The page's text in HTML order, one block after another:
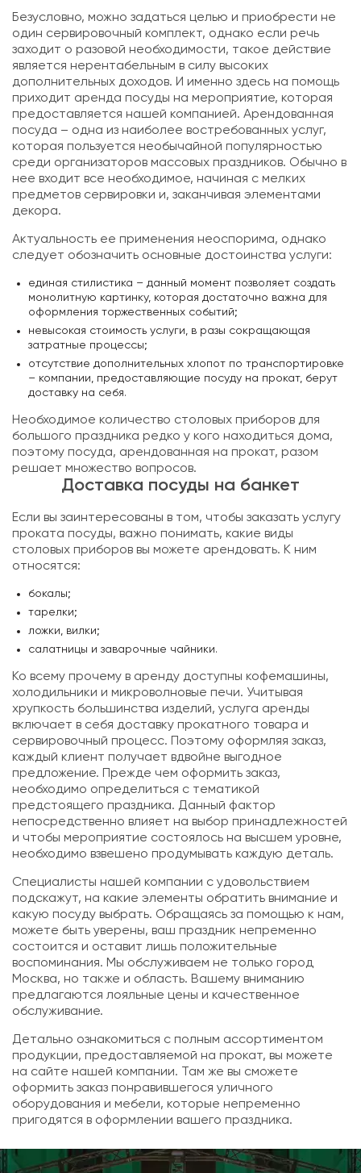
Безусловно, можно задаться целью и приобрести не
один сервировочный комплект, однако если речь
заходит о разовой необходимости, такое действие
является нерентабельным в силу высоких
дополнительных доходов. И именно здесь на помощь
приходит аренда посуды на мероприятие, которая
предоставляется нашей компанией. Арендованная
посуда – одна из наиболее востребованных услуг,
которая пользуется необычайной популярностью
среди организаторов массовых праздников. Обычно в
нее входит все необходимое, начиная с мелких
предметов сервировки и, заканчивая элементами
декора.
Актуальность ее применения неоспорима, однако
следует обозначить основные достоинства услуги:
единая стилистика – данный момент позволяет создать
монолитную картинку, которая достаточно важна для
оформления торжественных событий;
невысокая стоимость услуги, в разы сокращающая
затратные процессы;
отсутствие дополнительных хлопот по транспортировке
– компании, предоставляющие посуду на прокат, берут
доставку на себя.
Необходимое количество столовых приборов для
большого праздника редко у кого находиться дома,
поэтому посуда, арендованная на прокат, разом
решает множество вопросов.
Доставка посуды на банкет
Если вы заинтересованы в том, чтобы заказать услугу
проката посуды, важно понимать, какие виды
столовых приборов вы можете арендовать. К ним
относятся:
бокалы;
тарелки;
ложки, вилки;
салатницы и заварочные чайники.
Ко всему прочему в аренду доступны кофемашины,
холодильники и микроволновые печи. Учитывая
хрупкость большинства изделий, услуга аренды
включает в себя доставку прокатного товара и
сервировочный процесс. Поэтому оформляя заказ,
каждый клиент получает вдвойне выгодное
предложение. Прежде чем оформить заказ,
необходимо определиться с тематикой
предстоящего праздника. Данный фактор
непосредственно влияет на выбор принадлежностей
и чтобы мероприятие состоялось на высшем уровне,
необходимо взвешено продумывать каждую деталь.
Специалисты нашей компании с удовольствием
подскажут, на какие элементы обратить внимание и
какую посуду выбрать. Обращаясь за помощью к нам,
можете быть уверены, ваш праздник непременно
состоится и оставит лишь положительные
воспоминания. Мы обслуживаем не только город
Москва, но также и область. Вашему вниманию
предлагаются лояльные цены и качественное
обслуживание.
Детально ознакомиться с полным ассортиментом
продукции, предоставляемой на прокат, вы можете
на сайте нашей компании. Там же вы сможете
оформить заказ понравившегося уличного
оборудования и мебели, которые непременно
пригодятся в оформлении вашего праздника.